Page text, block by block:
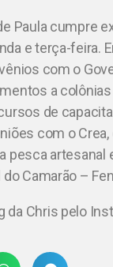
Paula cumpre
e terça-feira.
com o
a
de
com o
pesca artesanal
Camarão –
da Chris pelo